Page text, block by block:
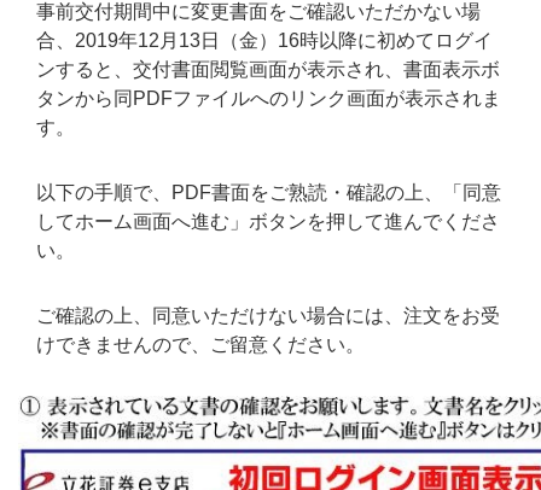
事前交付期間中に変更書面をご確認いただかない場
合、2019年12月13日（金）16時以降に初めてログイ
ンすると、交付書面閲覧画面が表示され、書面表示ボ
タンから同PDFファイルへのリンク画面が表示されま
す。
以下の手順で、PDF書面をご熟読・確認の上、「同意
してホーム画面へ進む」ボタンを押して進んでくださ
い。
ご確認の上、同意いただけない場合には、注文をお受
けできませんので、ご留意ください。